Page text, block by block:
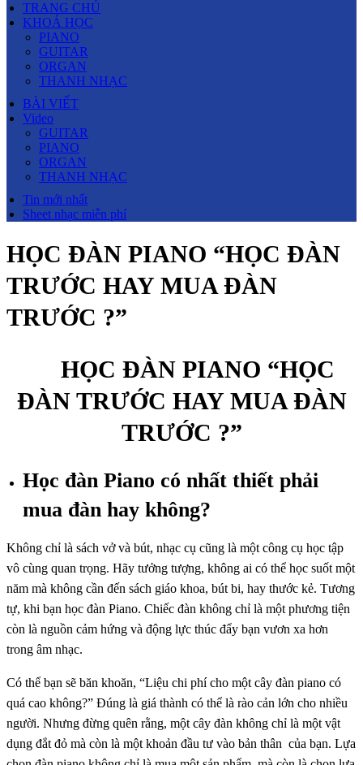
TRANG CHỦ
KHOÁ HỌC
PIANO
GUITAR
ORGAN
THANH NHẠC
BÀI VIẾT
Video
GUITAR
PIANO
ORGAN
THANH NHẠC
Tin mới nhất
Sheet nhạc miễn phí
HỌC ĐÀN PIANO “HỌC ĐÀN
TRƯỚC HAY MUA ĐÀN
TRƯỚC ?”
HỌC ĐÀN PIANO “HỌC
ĐÀN TRƯỚC HAY MUA ĐÀN
TRƯỚC ?”
Học đàn Piano có nhất thiết phải
mua đàn hay không?
Không chỉ là sách vở và bút, nhạc cụ cũng là một công cụ học tập
vô cùng quan trọng. Hãy tưởng tượng, không ai có thể học suốt một
năm mà không cần đến sách giáo khoa, bút bi, hay thước kẻ. Tương
tự, khi bạn học đàn Piano. Chiếc đàn không chỉ là một phương tiện
còn là nguồn cảm hứng và động lực thúc đẩy bạn vươn xa hơn
trong âm nhạc.
Có thể bạn sẽ băn khoăn, “Liệu chi phí cho một cây đàn piano có
quá cao không?” Đúng là giá thành có thể là rào cản lớn cho nhiều
người. Nhưng đừng quên rằng, một cây đàn không chỉ là một vật
dụng đắt đỏ mà còn là một khoản đầu tư vào bản thân của bạn. Lựa